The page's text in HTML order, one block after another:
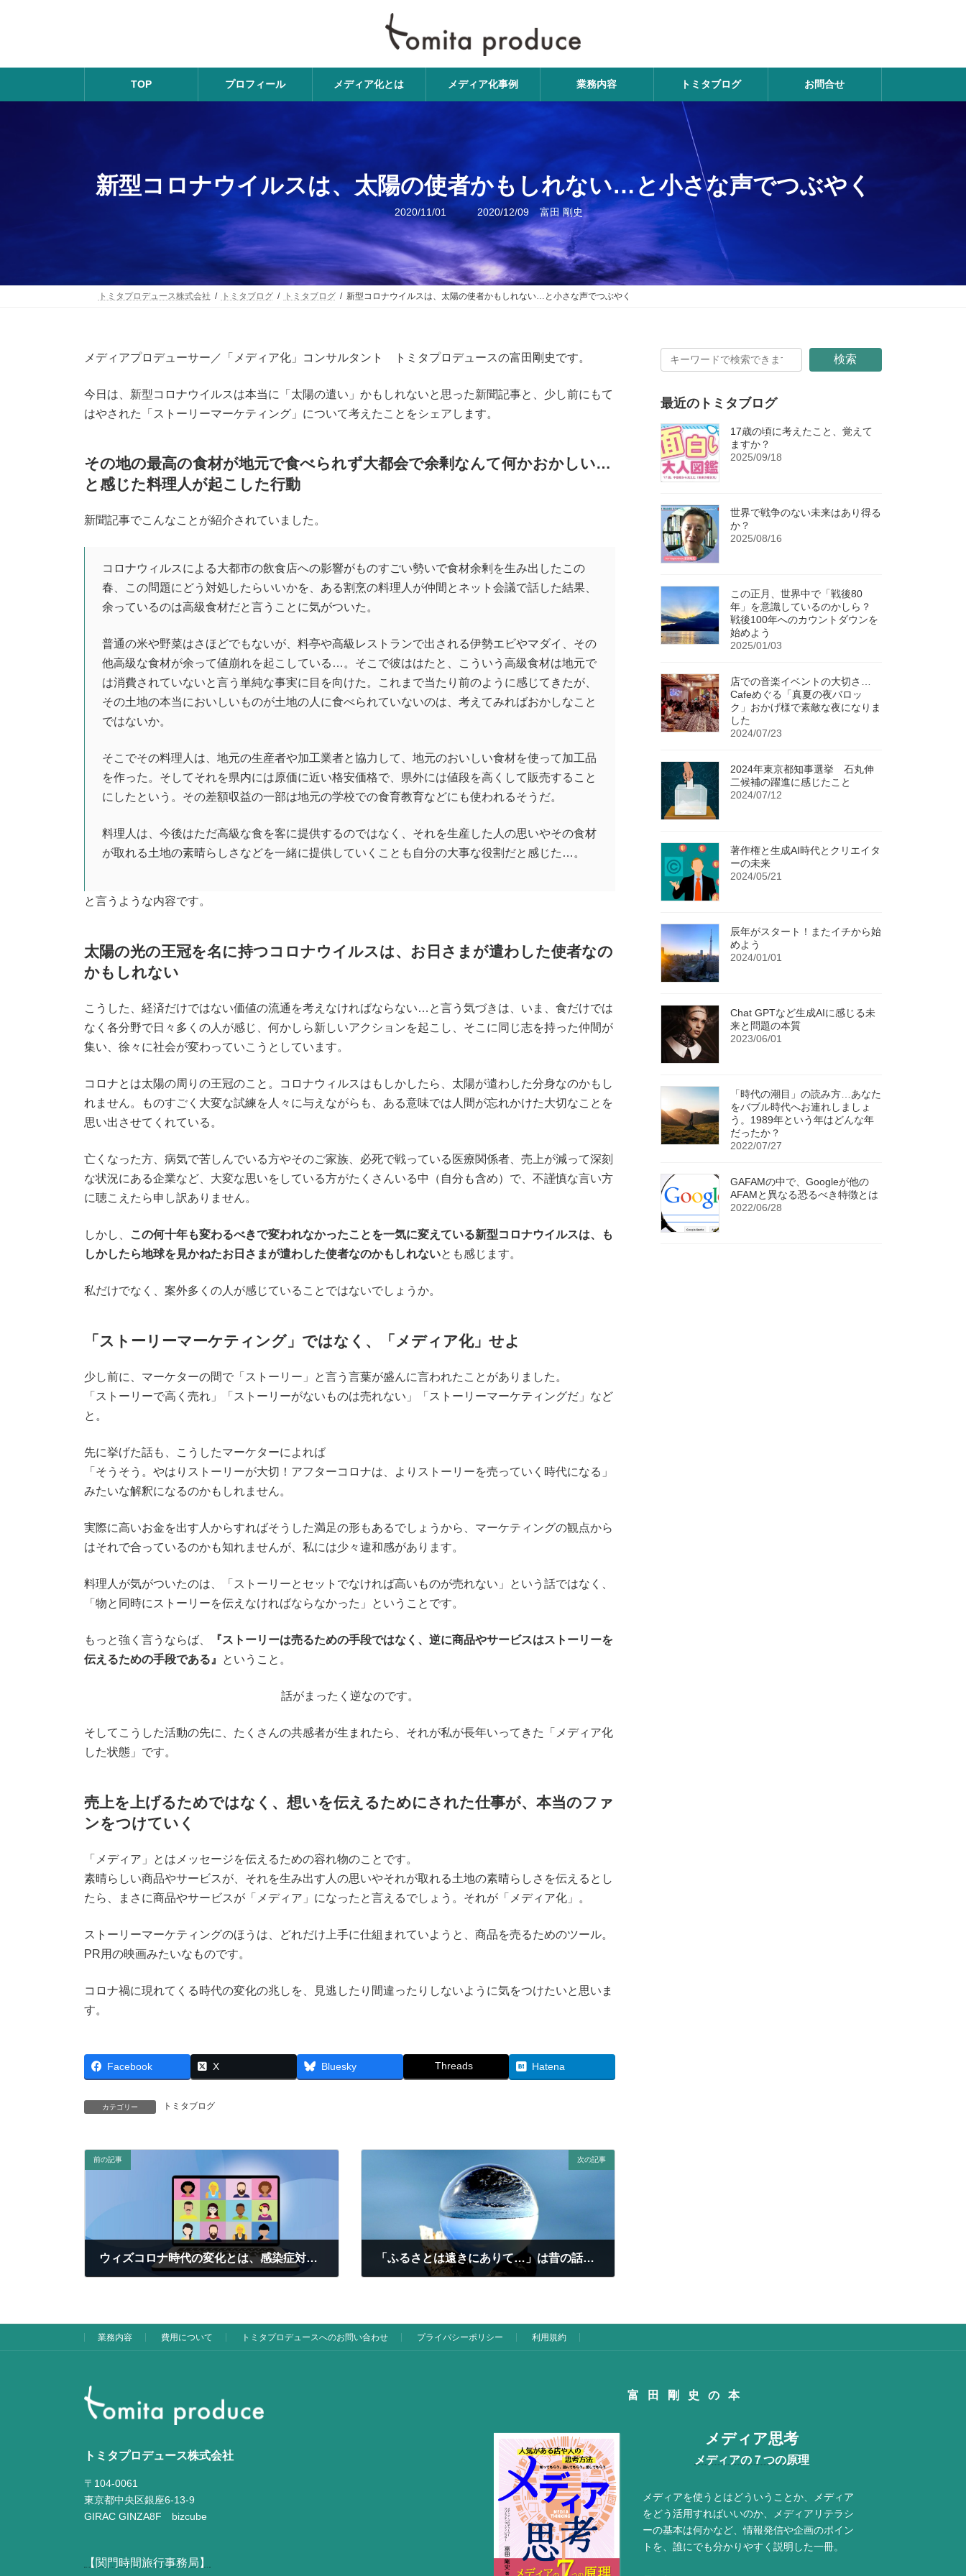
ツ
シ
TOP プロフィール メディア化とは メディア化事例 業務内容 トミタブログ お問合せ
新型コロナウイルスは、太陽の使者かもしれない…と小さな声でつぶやく
2020/11/01
最
更
新
日
時
:
2020/12/09 富田 剛史
トミタプロデュース株式会社 トミタブログ トミタブログ 新型コロナウイルスは、太陽の使者かもしれない…と小さな声でつぶやく
メディアプロデューサー／「メディア化」コンサルタント トミタプロデュースの富田剛史です。
今日は、新型コロナウイルスは本当に「太陽の遣い」かもしれないと思った新聞記事と、少し前にもて
はやされた「ストーリーマーケティング」について考えたことをシェアします。
その地の最高の食材が地元で食べられず大都会で余剰なんて何かおかしい…
と感じた料理人が起こした行動
新聞記事でこんなことが紹介されていました。
コロナウィルスによる大都市の飲食店への影響がものすごい勢いで食材余剰を生み出したこの
春、この問題にどう対処したらいいかを、ある割烹の料理人が仲間とネット会議で話した結果、
余っているのは高級食材だと言うことに気がついた。
普通の米や野菜はさほどでもないが、料亭や高級レストランで出される伊勢エビやマダイ、その
他高級な食材が余って値崩れを起こしている…。そこで彼ははたと、こういう高級食材は地元で
は消費されていないと言う単純な事実に目を向けた。これまで当たり前のように感じてきたが、
その土地の本当においしいものが土地の人に食べられていないのは、考えてみればおかしなこと
ではないか。
そこでその料理人は、地元の生産者や加工業者と協力して、地元のおいしい食材を使って加工品
を作った。そしてそれを県内には原価に近い格安価格で、県外には値段を高くして販売すること
にしたという。その差額収益の一部は地元の学校での食育教育などにも使われるそうだ。
料理人は、今後はただ高級な食を客に提供するのではなく、それを生産した人の思いやその食材
が取れる土地の素晴らしさなどを一緒に提供していくことも自分の大事な役割だと感じた…。
と言うような内容です。
太陽の光の王冠を名に持つコロナウイルスは、お日さまが遣わした使者なの
かもしれない
こうした、経済だけではない価値の流通を考えなければならない…と言う気づきは、いま、食だけでは
なく各分野で日々多くの人が感じ、何かしら新しいアクションを起こし、そこに同じ志を持った仲間が
集い、徐々に社会が変わっていこうとしています。
コロナとは太陽の周りの王冠のこと。コロナウィルスはもしかしたら、太陽が遣わした分身なのかもし
れません。ものすごく大変な試練を人々に与えながらも、ある意味では人間が忘れかけた大切なことを
思い出させてくれている。
亡くなった方、病気で苦しんでいる方やそのご家族、必死で戦っている医療関係者、売上が減って深刻
な状況にある企業など、大変な思いをしている方がたくさんいる中（自分も含め）で、不謹慎な言い方
に聴こえたら申し訳ありません。
しかし、
この何十年も変わるべきで変われなかったことを一気に変えている新型コロナウイルスは、も
しかしたら地球を見かねたお日さまが遣わした使者なのかもしれないとも感じます。
私だけでなく、案外多くの人が感じていることではないでしょうか。
「ストーリーマーケティング」ではなく、「メディア化」せよ
少し前に、マーケターの間で「ストーリー」と言う言葉が盛んに言われたことがありました。
「ストーリーで高く売れ」「ストーリーがないものは売れない」「ストーリーマーケティングだ」など
と。
先に挙げた話も、こうしたマーケターによれば
「そうそう。やはりストーリーが大切！アフターコロナは、よりストーリーを売っていく時代になる」
みたいな解釈になるのかもしれません。
実際に高いお金を出す人からすればそうした満足の形もあるでしょうから、マーケティングの観点から
はそれで合っているのかも知れませんが、私には少々違和感があります。
料理人が気がついたのは、「ストーリーとセットでなければ高いものが売れない」という話ではなく、
「物と同時にストーリーを伝えなければならなかった」ということです。
もっと強く言うならば、
『ストーリーは売るための手段ではなく、逆に商品やサービスはストーリーを
伝えるための手段である』
ということ。
話がまったく逆なのです。
そしてこうした活動の先に、たくさんの共感者が生まれたら、それが私が長年いってきた「メディア化
した状態」です。
売上を上げるためではなく、想いを伝えるためにされた仕事が、本当のファ
ンをつけていく
「メディア」とはメッセージを伝えるための容れ物のことです。
素晴らしい商品やサービスが、それを生み出す人の思いやそれが取れる土地の素晴らしさを伝えるとし
たら、まさに商品やサービスが「メディア」になったと言えるでしょう。それが「メディア化」。
ストーリーマーケティングのほうは、どれだけ上手に仕組まれていようと、商品を売るためのツール。
PR用の映画みたいなものです。
コロナ禍に現れてくる時代の変化の兆しを、見逃したり間違ったりしないように気をつけたいと思いま
す。
Facebook X Bluesky Threads Hatena
カテゴリー トミタブログ
前の記事
ウィズコロナ時代の変化とは、感染症対策ではなくオンラインライブの日常化により起きる変化
次の記事
「ふるさとは遠きにありて…」は昔の話に？ 新時代における「時間」と「場所」に関する考察
検索
最近のトミタブログ
17歳の頃に考えたこと、覚えて
ますか？
2025/09/18
世界で戦争のない未来はあり得る
か？
2025/08/16
この正月、世界中で「戦後80
年」を意識しているのかしら？
戦後100年へのカウントダウンを
始めよう
2025/01/03
店での音楽イベントの大切さ…
Cafeめぐる「真夏の夜バロッ
ク」おかげ様で素敵な夜になりま
した
2024/07/23
2024年東京都知事選挙 石丸伸
二候補の躍進に感じたこと
2024/07/12
著作権と生成AI時代とクリエイタ
ーの未来
2024/05/21
辰年がスタート！またイチから始
めよう
2024/01/01
Chat GPTなど生成AIに感じる未
来と問題の本質
2023/06/01
「時代の潮目」の読み方…あなた
をバブル時代へお連れしましょ
う。1989年という年はどんな年
だったか？
2022/07/27
GAFAMの中で、Googleが他の
AFAMと異なる恐るべき特徴とは
2022/06/28
業務内容 費用について トミタプロデュースへのお問い合わせ プライバシーポリシー 利用規約
トミタプロデュース株式会社
〒104-0061
東京都中央区銀座6-13-9
GIRAC GINZA8F bizcube
【関門時間旅行事務局】
富田剛史の本
メディア思考
メディアの７つの原理
メディアを使うとはどういうことか、メディア
をどう活用すればいいのか、メディアリテラシ
ーの基本は何かなど、情報発信や企画のポイン
トを、誰にでも分かりやすく説明した一冊。